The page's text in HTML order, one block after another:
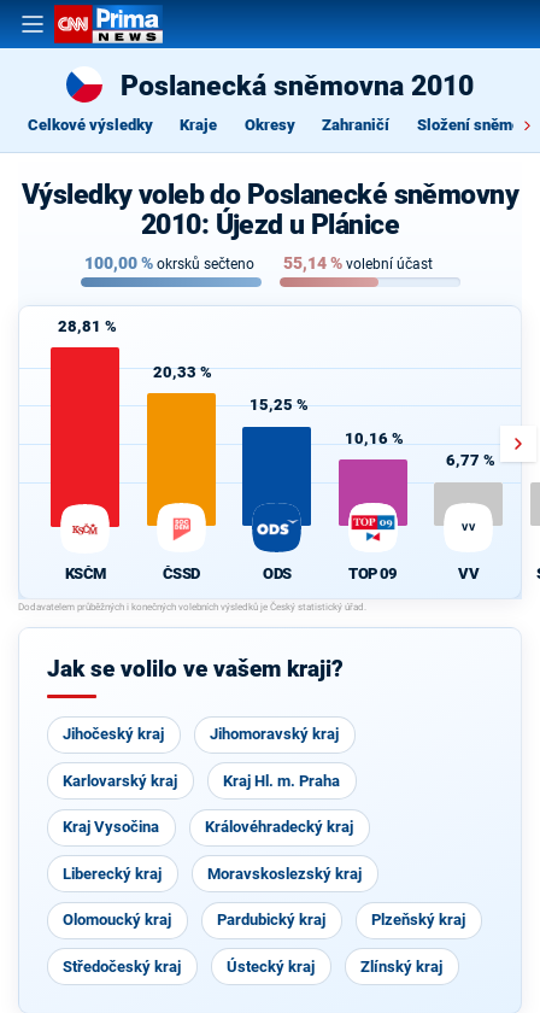
Poslanecká sněmovna 2010
Celkové výsledky Kraje Okresy Zahraničí Složení
Výsledky voleb do Poslanecké sněmovny
2010: Újezd u Plánice
100,00% okrsků sečteno 55,14% volební účast
28,81 %
KSČM
20,33 %
ČSSD
15,25 %
ODS
10,16 %
TOP 09
6,77 %
VV
VV
Jak se volilo ve vašem kraji?
Jihočeský kraj Jihomoravský kraj
Karlovarský kraj Kraj Hl. m. Praha
Kraj Vysočina Královéhradecký kraj
Liberecký kraj Moravskoslezský kraj
Olomoucký kraj Pardubický kraj Plzeňský kraj
Středočeský kraj Ústecký kraj Zlínský kraj